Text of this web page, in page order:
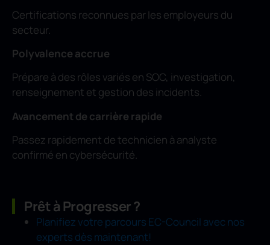
Certifications reconnues par les employeurs du
secteur.
Polyvalence accrue
Prépare à des rôles variés en SOC, investigation,
renseignement et gestion des incidents.
Avancement de carrière rapide
Passez rapidement de technicien à analyste
confirmé en cybersécurité.
Prêt à Progresser ?
Planifiez votre parcours EC-Council avec nos
experts dès maintenant!